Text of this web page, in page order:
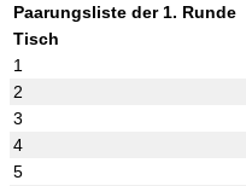
Paarungsliste der 1. Runde
Tisch
1
2
3
4
5